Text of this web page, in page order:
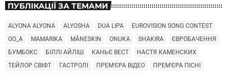
ПУБЛІКАЦІЇ ЗА ТЕМАМИ
ALYONA ALYONA ALYOSHA DUA LIPA
EUROVISION SONG CONTEST
GO_A
MAMARIKA MÅNESKIN ONUKA SHAKIRA
ЄВРОБАЧЕННЯ
БУМБОКС
БІЛЛІ АЙЛІШ КАНЬЄ ВЕСТ
НАСТЯ КАМЕНСКИХ
ТЕЙЛОР СВІФТ
ГАСТРОЛІ ПРЕМ'ЄРА ВІДЕО
ПРЕМ'ЄРА ПІСНІ